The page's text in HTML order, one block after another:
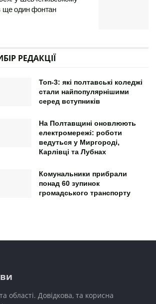
ще один фонтан
РЕДАКЦІЇ
Топ-3: які полтавські коледжі
стали найпопулярнішими
серед вступників
На Полтавщині оновлюють
електромережі: роботи
ведуться у Миргороді,
Карлівці та Лубнах
Комунальники прибрали
понад 60 зупинок
громадського транспорту
області. Довідкова, та корисна